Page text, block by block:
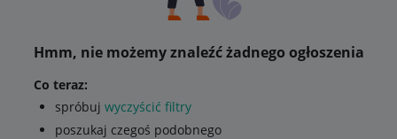
Hmm, nie możemy znaleźć żadnego ogłoszenia
Co teraz:
spróbuj wyczyścić filtry
poszukaj czegoś podobnego